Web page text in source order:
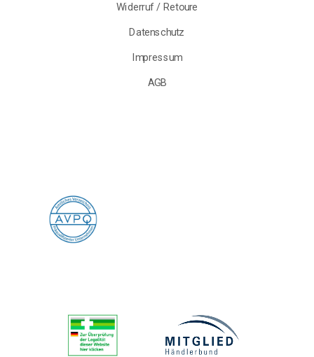
Widerruf / Retoure
Datenschutz
Impressum
AGB